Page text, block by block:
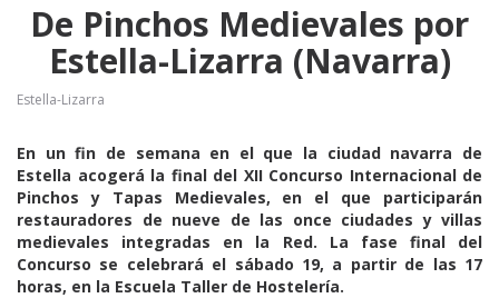
De Pinchos Medievales por
Estella-Lizarra (Navarra)
Estella-Lizarra
En un fin de semana en el que la ciudad navarra de
Estella acogerá la final del XII Concurso Internacional de
Pinchos y Tapas Medievales, en el que participarán
restauradores de nueve de las once ciudades y villas
medievales integradas en la Red. La fase final del
Concurso se celebrará el sábado 19, a partir de las 17
horas, en la Escuela Taller de Hostelería.